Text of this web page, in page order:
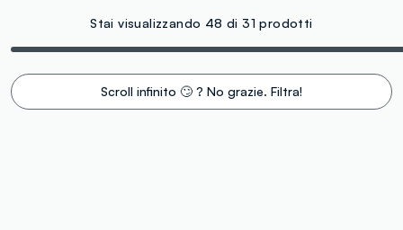
Stai visualizzando 48 di 31 prodotti
Scroll infinito 🙄 ? No grazie. Filtra!